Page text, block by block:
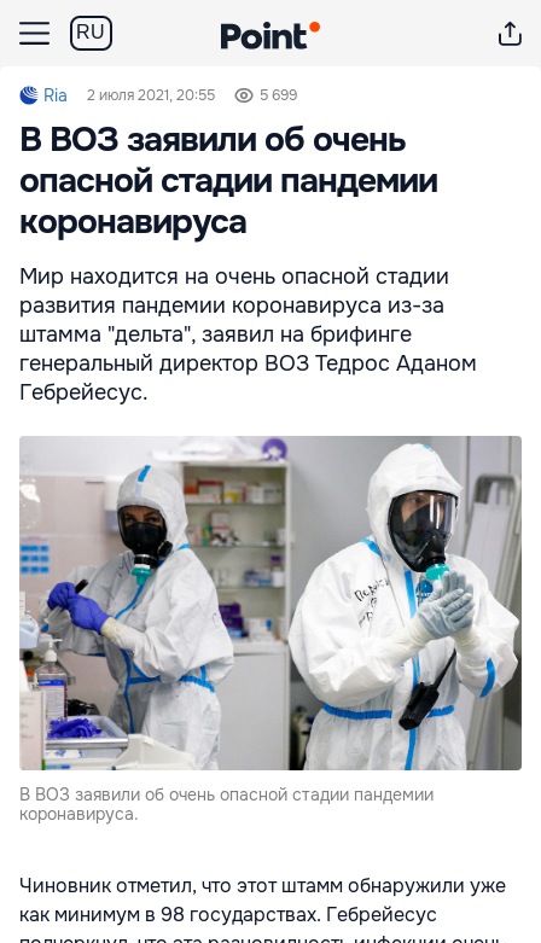
RU
Ria 2 июля 2021, 20:55 5 699
В ВОЗ заявили об очень
опасной стадии пандемии
коронавируса
Мир находится на очень опасной стадии
развития пандемии коронавируса из-за
штамма "дельта", заявил на брифинге
генеральный директор ВОЗ Тедрос Аданом
Гебрейесус.
В ВОЗ заявили об очень опасной стадии пандемии
коронавируса.
Чиновник отметил, что этот штамм обнаружили уже
как минимум в 98 государствах. Гебрейесус